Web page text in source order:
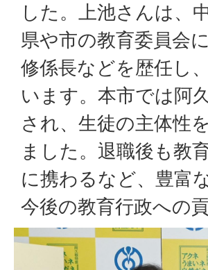
した。上池さんは、
県や市の教育委員会
修係長などを歴任し
います。本市では阿
され、生徒の主体性
ました。退職後も教
に携わるなど、豊富
今後の教育行政への